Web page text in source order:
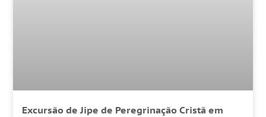
Excursão de Jipe de Peregrinação Cristã em